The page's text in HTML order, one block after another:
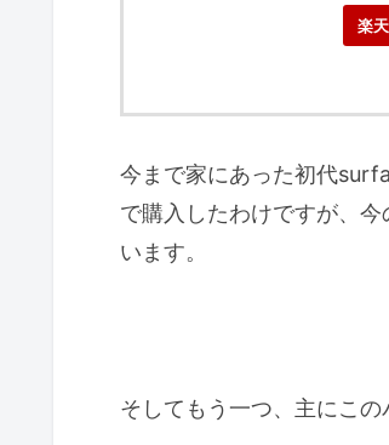
楽
今まで家にあった初代
で購入したわけですが、
います。
そしてもう一つ、主にこの